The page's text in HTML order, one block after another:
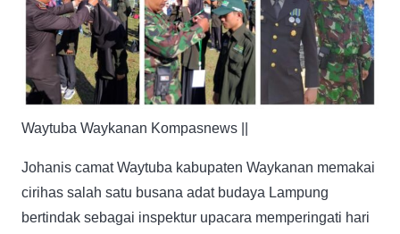
Waytuba Waykanan Kompasnews ||
Johanis camat Waytuba kabupaten Waykanan memakai
cirihas salah satu busana adat budaya Lampung
bertindak sebagai inspektur upacara memperingati hari